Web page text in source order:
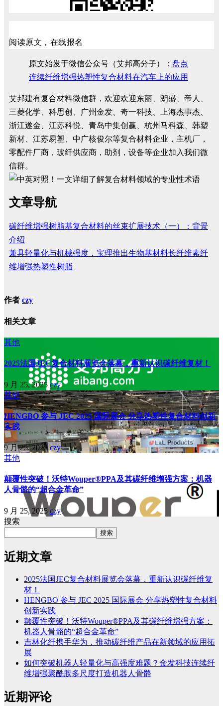
阅读原文，在线报名
原文始发于微信公众号（艾邦高分子）： 盘点
连续纤维增强热塑性复合材料在汽车上的应用
艾邦建有复合材料微信群，欢迎欢迎东丽、朗盛、帝人、
三菱化学、科思创、广州金发、奇一科技、上海杰事杰、
浙江遂金、江苏科悦、青岛中集创赢、杭州马科森、韩塑
新材、江苏易塑、中广核俊尔等复合材料企业，主机厂，
零配件厂商，玻纤供应商，助剂，设备等企业加入我们微
信群。
文章导航
碳纤维增强树脂基复合材料的丝束扩展技术（一）：背景
介绍
兼具轻量化与机械强度，宝理推出生物基材料长纤维素纤
维增强热塑性树脂
作者 czy
相关文章
其他
2025法国JEC复合材料展览会落幕，重新认识碳纤维复材！
9 月 25, 2025 czy
其他
HENGBO 参与 JEC 2025 国际展会 分享热塑性复合材料创新
实践
9 月 25, 2025czy
其他
颠覆性突破！沃特Wouper®PPA及其碳纤维增强方案：机器
人骨骼的“超合金革命”
9 月 25, 2025 czy
搜索
搜索
近期文章
2025法国JEC复合材料展览会落幕，重新认识碳纤维复
材！
HENGBO 参与 JEC 2025 国际展会 分享热塑性复合材料
创新实践
颠覆性突破！沃特Wouper®PPA及其碳纤维增强方案：
机器人骨骼的“超合金革命”
吉林化纤携手华为，推动碳纤维产品在新领域的应用拓
展
如何突破机器人轻量化与高强度难题？金发科技连续纤
维增强聚酰胺多尺度打造机器人骨骼
近期评论